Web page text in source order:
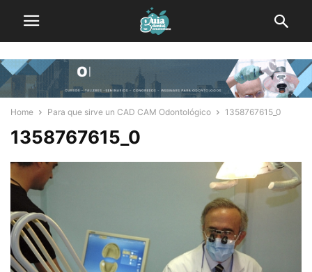
Home Para que sirve un CAD CAM Odontológico 1358767615_0
1358767615_0